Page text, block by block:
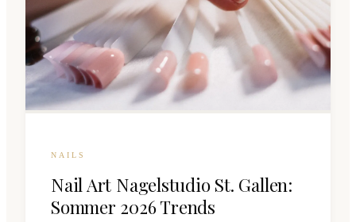
NAILS
Nail Art Nagelstudio St. Gallen:
Sommer 2026 Trends